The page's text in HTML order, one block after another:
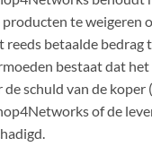
te weigeren
reeds betaalde bedrag
bestaat dat
schuld van de koper
of de